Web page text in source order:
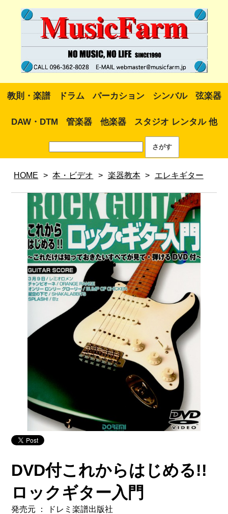
教則・楽譜 ドラム パーカション シンバル 弦楽器
DAW・DTM 管楽器 他楽器 スタジオ レンタル 他
HOME > 本・ビデオ > 楽器教本 > エレキギター
DVD付これからはじめる!!
ロックギター入門
発売元 ： ドレミ楽譜出版社